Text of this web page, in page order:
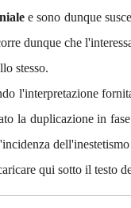
e sono dunque
dunque che
stesso.
l'interpretazione
la duplicazione in
qui sotto il testo